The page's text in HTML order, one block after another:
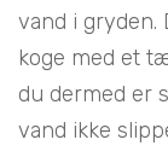
vand i gryden.
koge med et
du dermed er
vand ikke